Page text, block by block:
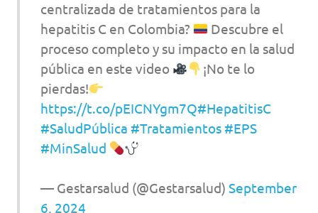
centralizada de tratamientos para la
hepatitis C en Colombia?
Descubre el
proceso completo y su impacto en la salud
pública en este video
¡No te lo
pierdas!
https://t.co/pEICNYgm7Q#HepatitisC
#SaludPública #Tratamientos #EPS
#MinSalud
— Gestarsalud (@Gestarsalud) September
6, 2024